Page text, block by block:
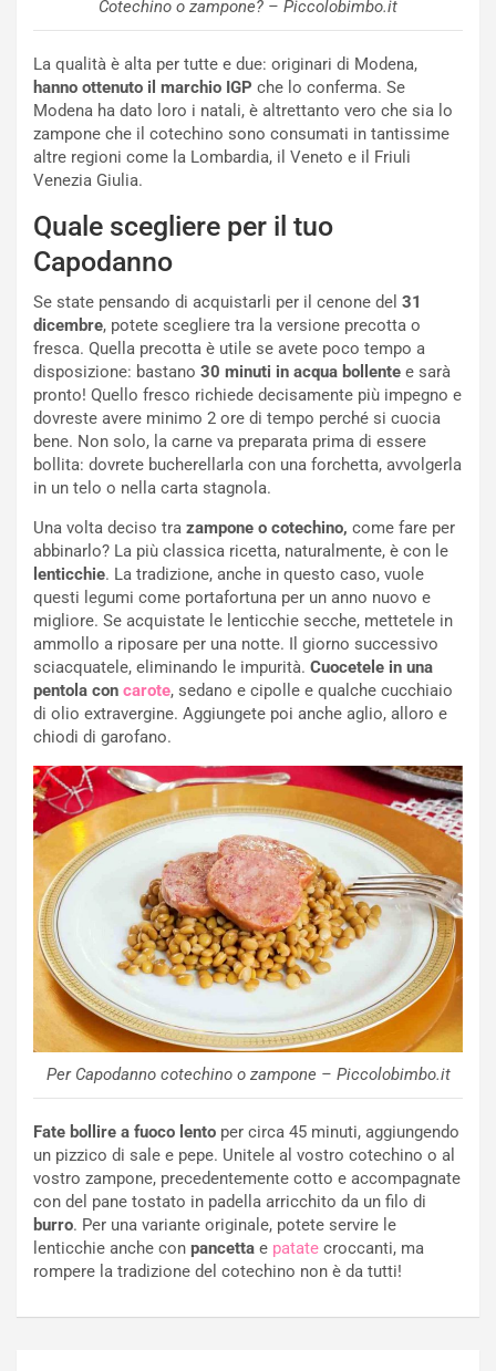
Cotechino o zampone? – Piccolobimbo.it
La qualità è alta per tutte e due: originari di Modena,
hanno ottenuto il marchio IGP che lo conferma. Se
Modena ha dato loro i natali, è altrettanto vero che sia lo
zampone che il cotechino sono consumati in tantissime
altre regioni come la Lombardia, il Veneto e il Friuli
Venezia Giulia.
Quale scegliere per il tuo
Capodanno
Se state pensando di acquistarli per il cenone del 31
dicembre, potete scegliere tra la versione precotta o
fresca. Quella precotta è utile se avete poco tempo a
disposizione: bastano 30 minuti in acqua bollente e sarà
pronto! Quello fresco richiede decisamente più impegno e
dovreste avere minimo 2 ore di tempo perché si cuocia
bene. Non solo, la carne va preparata prima di essere
bollita: dovrete bucherellarla con una forchetta, avvolgerla
in un telo o nella carta stagnola.
Una volta deciso tra zampone o cotechino, come fare per
abbinarlo? La più classica ricetta, naturalmente, è con le
lenticchie. La tradizione, anche in questo caso, vuole
questi legumi come portafortuna per un anno nuovo e
migliore. Se acquistate le lenticchie secche, mettetele in
ammollo a riposare per una notte. Il giorno successivo
sciacquatele, eliminando le impurità. Cuocetele in una
pentola con carote, sedano e cipolle e qualche cucchiaio
di olio extravergine. Aggiungete poi anche aglio, alloro e
chiodi di garofano.
Per Capodanno cotechino o zampone – Piccolobimbo.it
Fate bollire a fuoco lento per circa 45 minuti, aggiungendo
un pizzico di sale e pepe. Unitele al vostro cotechino o al
vostro zampone, precedentemente cotto e accompagnate
con del pane tostato in padella arricchito da un filo di
burro. Per una variante originale, potete servire le
lenticchie anche con pancetta e patate croccanti, ma
rompere la tradizione del cotechino non è da tutti!